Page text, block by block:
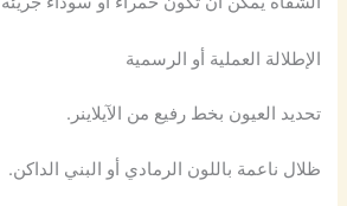
الإطلالة العملية أو الرسمية
تحديد العيون بخط رفيع من الآيلاينر.
ظلال ناعمة باللون الرمادي أو البني الداكن.